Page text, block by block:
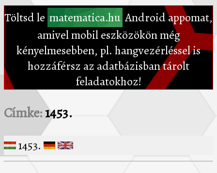
Töltsd le matematica.hu Android appomat,
amivel mobil eszközökön még
kényelmesebben, pl. hangvezérléssel is
hozzáférsz az adatbázisban tárolt
feladatokhoz!
Címke:1453.
1453.